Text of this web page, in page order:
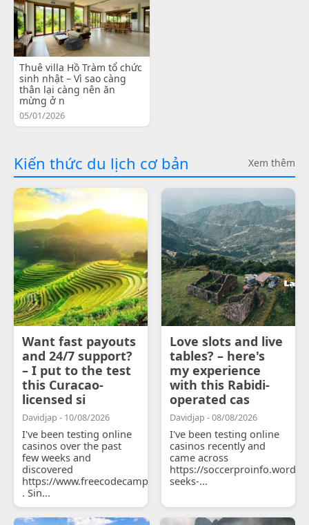
Thuê villa Hồ Tràm tổ chức
sinh nhật – Vì sao càng
thân lại càng nên ăn
mừng ở n
05/01/2026
Kiến thức du lịch cơ bản Xem thêm
Want fast payouts
and 24/7 support?
– I put to the test
this Curacao-
licensed si
Davidjap - 10/08/2026
I've been testing online
casinos over the past
few weeks and
discovered
https://www.freecodecamp.org/anthoniadyv8i
. Sin...
Love slots and live
tables? – here's
my experience
with this Rabidi-
operated cas
Davidjap - 08/08/2026
I've been testing online
casinos recently and
came across
https://
seeks-...